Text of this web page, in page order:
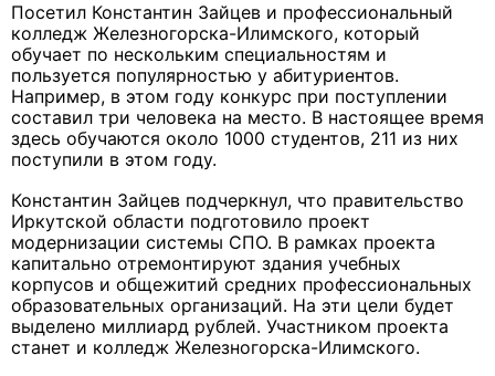
Посетил Константин Зайцев и профессиональный
колледж Железногорска-Илимского, который
обучает по нескольким специальностям и
пользуется популярностью у абитуриентов.
Например, в этом году конкурс при поступлении
составил три человека на место. В настоящее время
здесь обучаются около 1000 студентов, 211 из них
поступили в этом году.
Константин Зайцев подчеркнул, что правительство
Иркутской области подготовило проект
модернизации системы СПО. В рамках проекта
капитально отремонтируют здания учебных
корпусов и общежитий средних профессиональных
образовательных организаций. На эти цели будет
выделено миллиард рублей. Участником проекта
станет и колледж Железногорска-Илимского.